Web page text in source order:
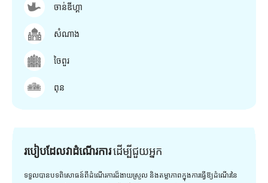
ចាន់ឌីហ្គា
សំណាង
ចៃពួរ
ពុន
របៀបដែលវាដំណើរការដើម្បី​ជួយ​អ្នក
ទទួលបានបទពិសោធន៍ពីដំណើរការដ៏ងាយស្រួល និងតម្លាភាពក្នុងការធ្វើឱ្យដំណើរនៃ